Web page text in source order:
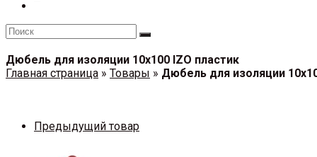
Дюбель для изоляции 10х100 IZO пластик
Главная страница » Товары » Дюбель для изоляции
Предыдущий товар